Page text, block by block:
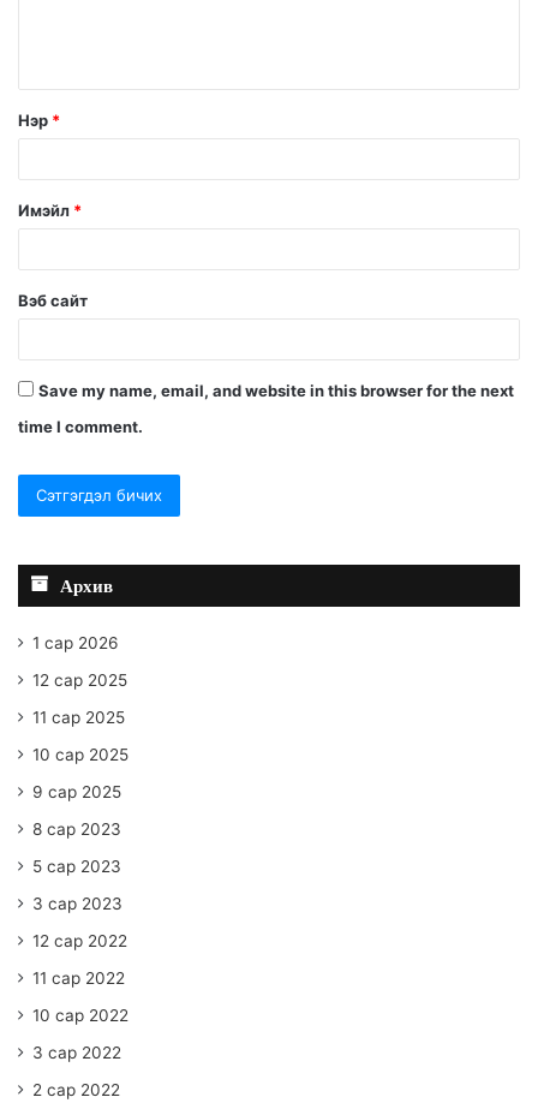
Нэр *
Имэйл *
Вэб сайт
Save my name, email, and website in this browser for the next
time I comment.
Архив
1 сар 2026
12 сар 2025
11 сар 2025
10 сар 2025
9 сар 2025
8 сар 2023
5 сар 2023
3 сар 2023
12 сар 2022
11 сар 2022
10 сар 2022
3 сар 2022
2 сар 2022